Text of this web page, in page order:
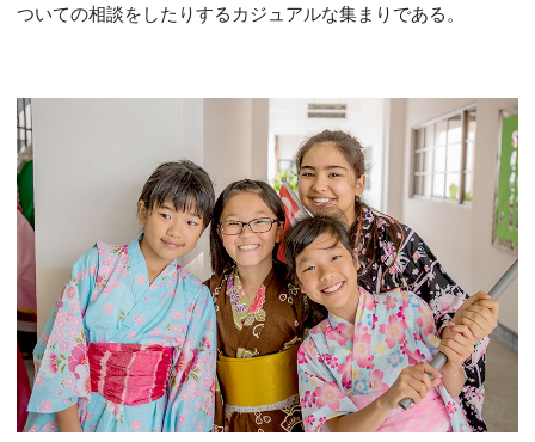
ついての相談をしたりするカジュアルな集まりである。